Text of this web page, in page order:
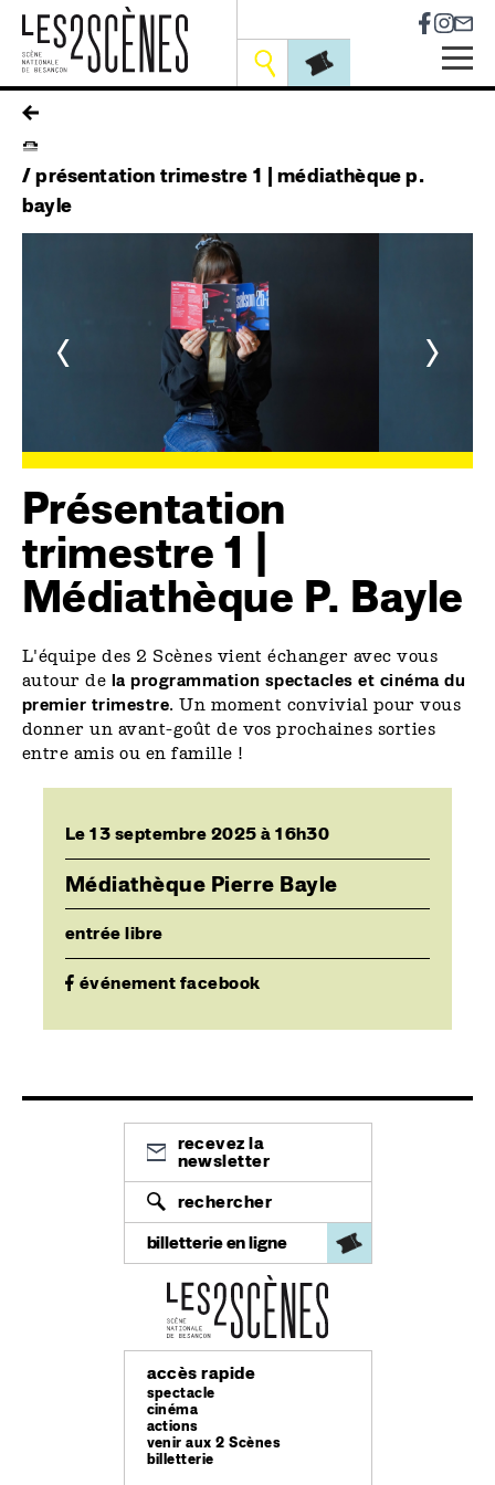
Skip
main
navigation
Outils
fil
d'ariane
présentation trimestre 1 | médiathèque p.
bayle
< >
Présentation
trimestre 1 |
Médiathèque P. Bayle
L'équipe des 2 Scènes vient échanger avec vous
autour de la programmation spectacles et cinéma du
premier trimestre. Un moment convivial pour vous
donner un avant-goût de vos prochaines sorties
entre amis ou en famille !
Le 13 septembre 2025 à 16h30
Médiathèque Pierre Bayle
entrée libre
événement facebook
recevez la
newsletter
rechercher
billetterie en ligne
accès rapide
spectacle
cinéma
actions
venir aux 2 Scènes
billetterie